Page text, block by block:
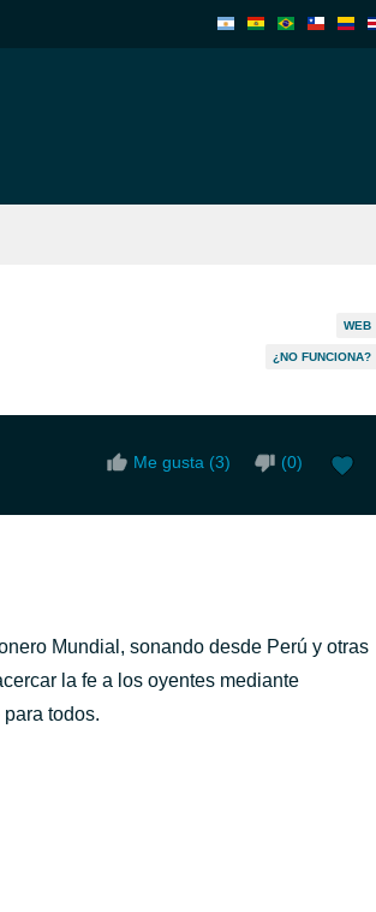
WEB
¿NO FUNCIONA?
Me gusta (3) (0)
Mundial, sonando desde Perú y otras
la fe a los oyentes mediante
todos.